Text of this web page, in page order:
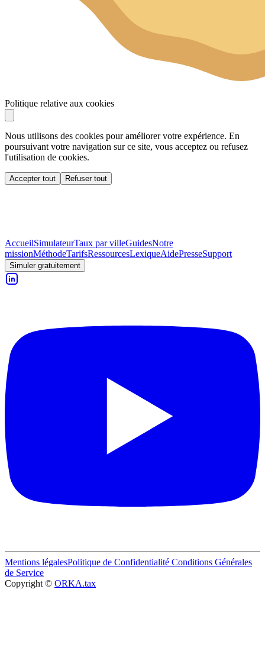
Politique relative aux cookies
Nous utilisons des cookies pour améliorer votre expérience. En
poursuivant votre navigation sur ce site, vous acceptez ou refusez
l'utilisation de cookies.
Accepter tout Refuser tout
AccueilSimulateurTaux par villeGuidesNotre
missionMéthodeTarifsRessourcesLexiqueAidePresseSupport
Simuler gratuitement
Mentions légalesPolitique de Confidentialité Conditions Générales
de Service
Copyright © ORKA.tax